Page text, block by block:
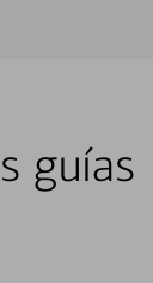
guías